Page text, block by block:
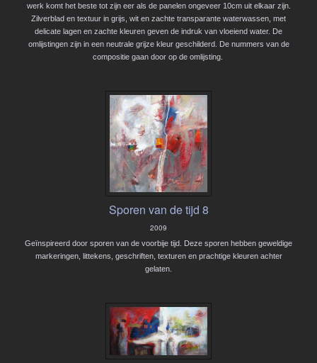
werk komt het beste tot zijn eer als de panelen ongeveer 10cm uit elkaar zijn.
Zilverblad en textuur in grijs, wit en zachte transparante waterwassen, met
delicate lagen en zachte kleuren geven de indruk van vloeiend water. De
omlijstingen zijn in een neutrale grijze kleur geschilderd. De nummers van de
compositie gaan door op de omlijsting.
Sporen van de tijd 8
2009
Geïnspireerd door sporen van de voorbije tijd. Deze sporen hebben geweldige
markeringen, littekens, geschriften, texturen en prachtige kleuren achter
gelaten.